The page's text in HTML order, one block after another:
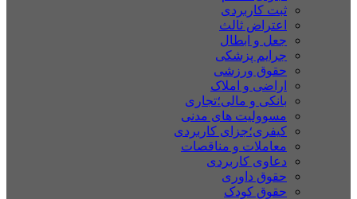
ثبت کاربردی
اعتراض ثالث
جعل و ابطال
جرایم پزشکی
حقوق ورزشی
اراضی و املاک
بانکی و مالی؛تجاری
مسوولیت های مدنی
کیفری؛جزای کاربردی
معاملات و مناقصات
دعاوی کاربردی
حقوق داوری
حقوق کودک